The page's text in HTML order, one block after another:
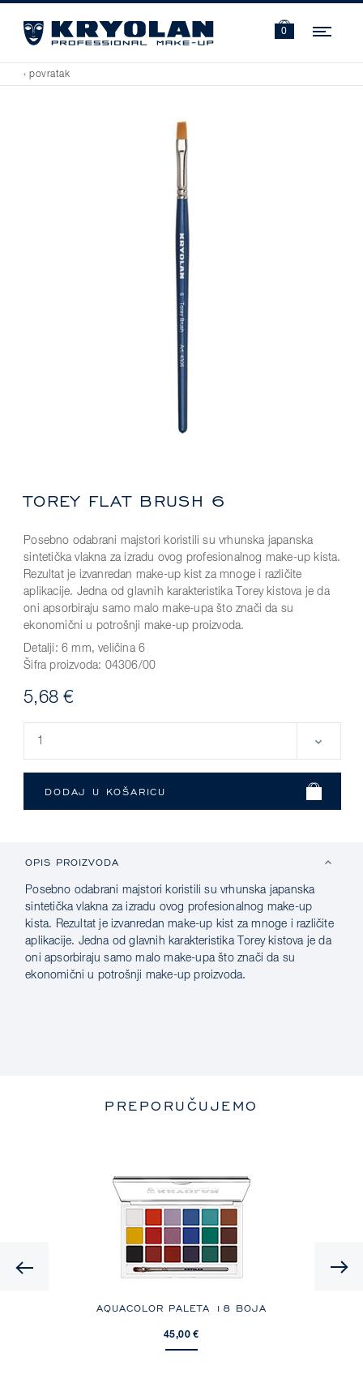
0
‹ povratak
TOREY FLAT BRUSH 6
Posebno odabrani majstori koristili su vrhunska japanska
sintetička vlakna za izradu ovog profesionalnog make-up kista.
Rezultat je izvanredan make-up kist za mnoge i različite
aplikacije. Jedna od glavnih karakteristika Torey kistova je da
oni apsorbiraju samo malo make-upa što znači da su
ekonomični u potrošnji make-up proizvoda.
Detalji: 6 mm, veličina 6
Šifra proizvoda: 04306/00
5,68 €
OPIS PROIZVODA
Posebno odabrani majstori koristili su vrhunska japanska
sintetička vlakna za izradu ovog profesionalnog make-up
kista. Rezultat je izvanredan make-up kist za mnoge i različite
aplikacije. Jedna od glavnih karakteristika Torey kistova je da
oni apsorbiraju samo malo make-upa što znači da su
ekonomični u potrošnji make-up proizvoda.
PREPORUČUJEMO
Previous
AQUACOLOR PALETA 18 BOJA
45,00 €